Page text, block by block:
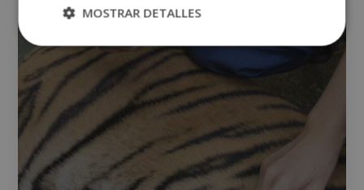
MOSTRAR DETALLES